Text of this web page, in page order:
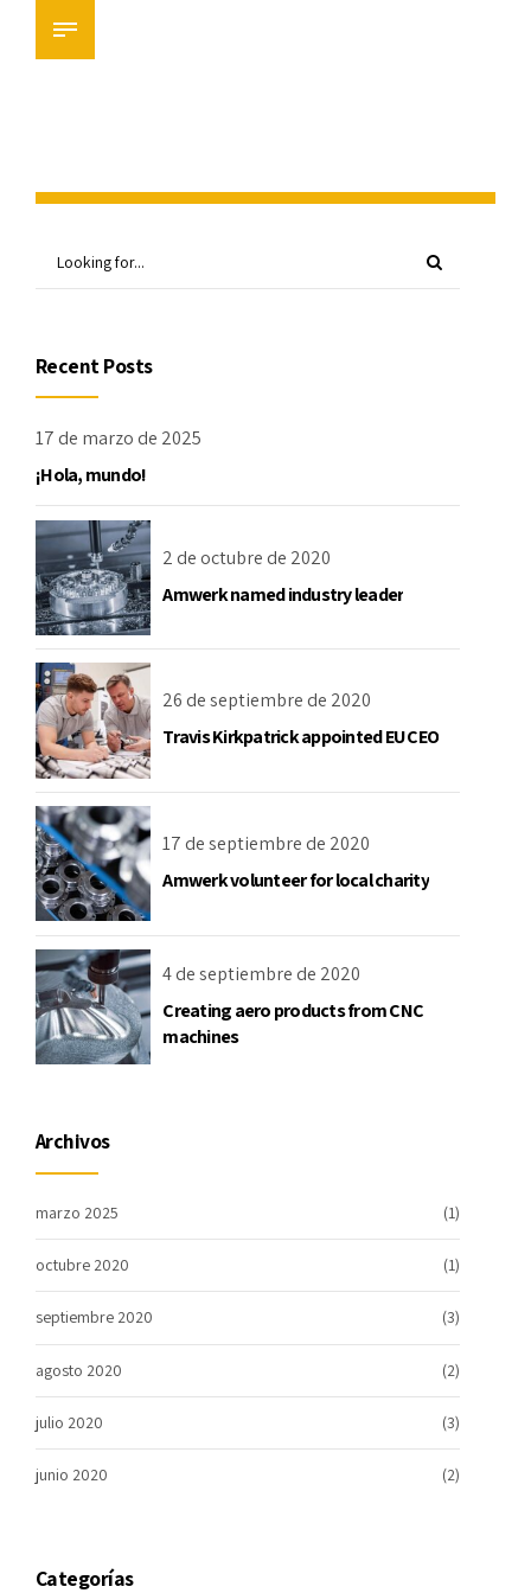
Recent Posts
17 de marzo de 2025
¡Hola, mundo!
2 de octubre de 2020
Amwerk named industry leader
26 de septiembre de 2020
Travis Kirkpatrick appointed EU CEO
17 de septiembre de 2020
Amwerk volunteer for local charity
4 de septiembre de 2020
Creating aero products from CNC
machines
Archivos
marzo 2025 (1)
octubre 2020 (1)
septiembre 2020 (3)
agosto 2020 (2)
julio 2020 (3)
junio 2020 (2)
Categorías